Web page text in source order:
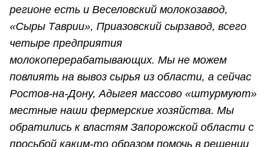
регионе есть и Веселовский молокозавод,
«Сыры Таврии», Приазовский сырзавод, всего
четыре предприятия
молокоперерабатывающих. Мы не можем
повлиять на вывоз сырья из области, а сейчас
Ростов-на-Дону, Адыгея массово «штурмуют»
местные наши фермерские хозяйства. Мы
обратились к властям Запорожской области с
просьбой каким-то образом помочь в решении